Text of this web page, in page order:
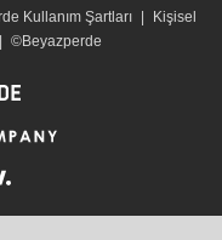
Kullanım Şartları |
Kişisel
| ©Beyazperde